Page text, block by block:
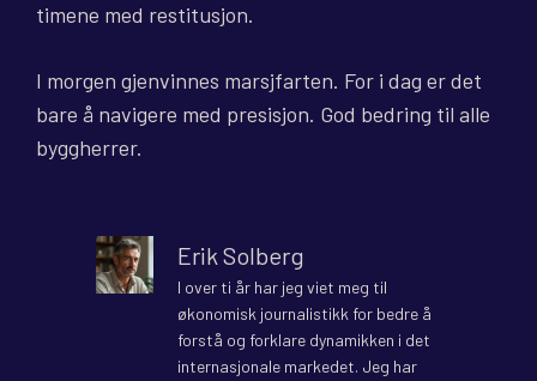
timene med restitusjon.
I morgen gjenvinnes marsjfarten. For i dag er det
bare å navigere med presisjon. God bedring til alle
byggherrer.
Erik Solberg
I over ti år har jeg viet meg til
økonomisk journalistikk for bedre å
forstå og forklare dynamikken i det
internasjonale markedet. Jeg har